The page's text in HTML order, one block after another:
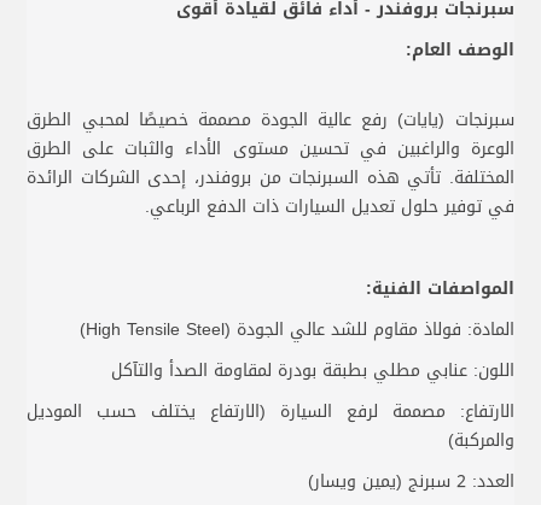
سبرنجات بروفندر - أداء فائق لقيادة أقوى
الوصف العام:
سبرنجات (يايات) رفع عالية الجودة مصممة خصيصًا لمحبي الطرق
الوعرة والراغبين في تحسين مستوى الأداء والثبات على الطرق
المختلفة. تأتي هذه السبرنجات من بروفندر، إحدى الشركات الرائدة
في توفير حلول تعديل السيارات ذات الدفع الرباعي.
المواصفات الفنية:
المادة: فولاذ مقاوم للشد عالي الجودة (High Tensile Steel)
اللون: عنابي مطلي بطبقة بودرة لمقاومة الصدأ والتآكل
الارتفاع: مصممة لرفع السيارة (الارتفاع يختلف حسب الموديل
والمركبة)
العدد: 2 سبرنج (يمين ويسار)